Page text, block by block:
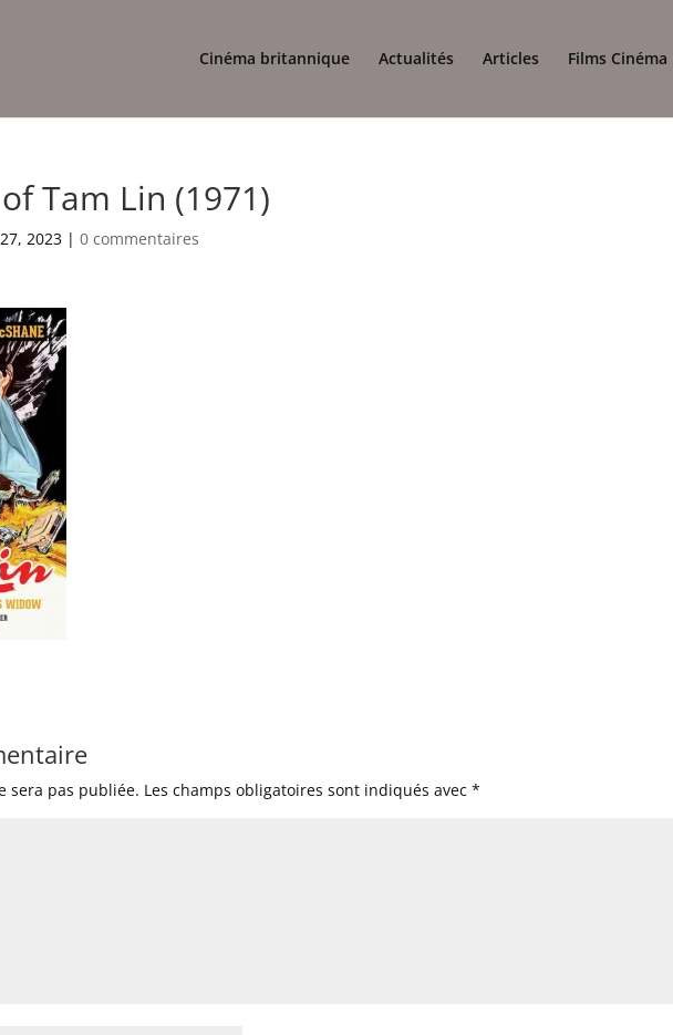
Cinéma britannique Actualités Articles Films Cinéma
Tam Lin (1971)
2023 |0 commentaires
sera pas publiée. Les champs obligatoires sont indiqués avec*